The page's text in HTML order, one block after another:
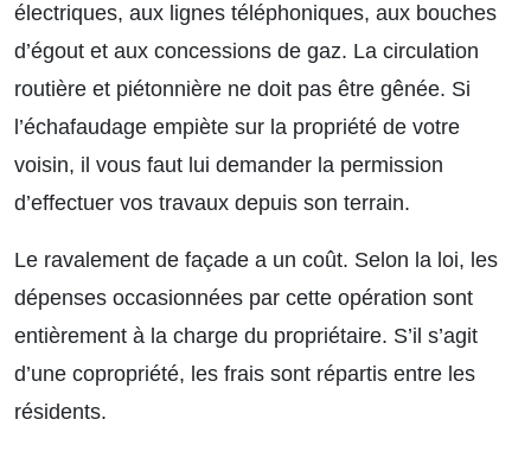
électriques, aux lignes téléphoniques, aux bouches
d’égout et aux concessions de gaz. La circulation
routière et piétonnière ne doit pas être gênée. Si
l’échafaudage empiète sur la propriété de votre
voisin, il vous faut lui demander la permission
d’effectuer vos travaux depuis son terrain.
Le ravalement de façade a un coût. Selon la loi, les
dépenses occasionnées par cette opération sont
entièrement à la charge du propriétaire. S’il s’agit
d’une copropriété, les frais sont répartis entre les
résidents.